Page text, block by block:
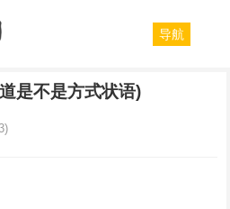
导航
是不是方式状语)